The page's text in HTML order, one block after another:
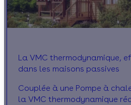
La VMC thermodynamique,
dans les maisons passives
Couplée à une Pompe à
la VMC thermodynamique